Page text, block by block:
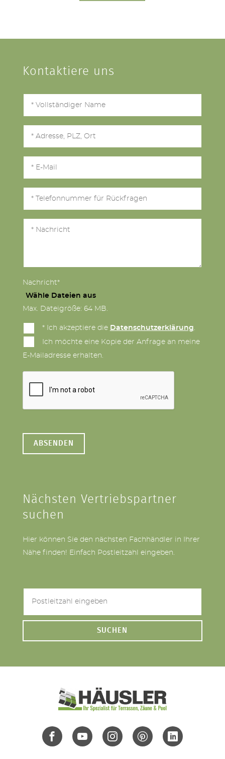
Kontaktiere uns
Nachricht*
Wähle Dateien aus
Max. Dateigröße: 64 MB.
* Ich akzeptiere die Datenschutzerklärung.
Ich möchte eine Kopie der Anfrage an meine
E-Mailadresse erhalten.
Nächsten Vertriebspartner
suchen
Hier können Sie den nächsten Fachhändler in Ihrer
Nähe finden! Einfach Postleitzahl eingeben.
SUCHEN